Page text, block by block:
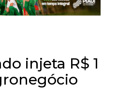
injeta R$ 1